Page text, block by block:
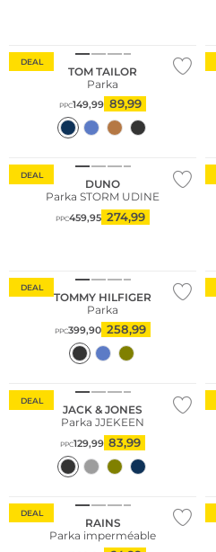
DEAL
TOM TAILOR
Parka
PPC149,99 89,99
DEAL
DUNO
Parka STORM UDINE
PPC459,95 274,99
DEAL
TOMMY HILFIGER
Parka
PPC399,90 258,99
DEAL
JACK & JONES
Parka JJEKEEN
PPC129,99 83,99
DEAL
RAINS
Parka imperméable